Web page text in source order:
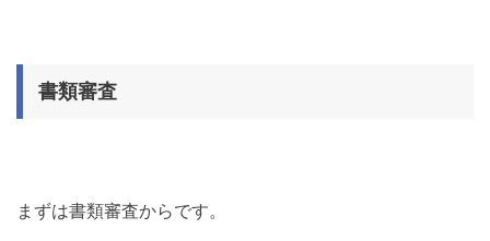
書類審査
まずは書類審査からです。